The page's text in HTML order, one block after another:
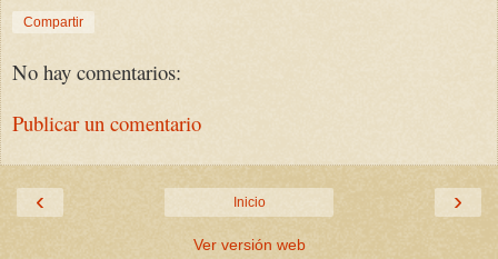
Compartir
No hay comentarios:
Publicar un comentario
‹ ›
Inicio
Ver versión web